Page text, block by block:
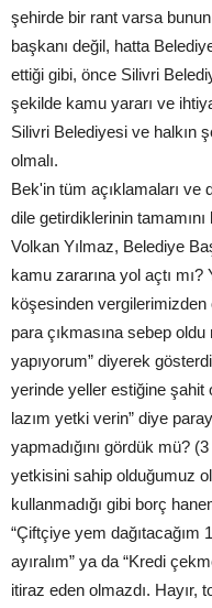
şehirde bir rant varsa
başkanı değil, hatta
ettiği gibi, önce Silivri
şekilde kamu yararı ve
Silivri Belediyesi ve halkın
olmalı.
Bek'in tüm açıklamaları
dile getirdiklerinin
Volkan Yılmaz, Belediye
kamu zararına yol açtı mı?
köşesinden
para çıkmasına sebep
yapıyorum” diyerek
yerinde yeller estiğine şahit
lazım yetki verin” diye
yapmadığını gördük mü?
yetkisini sahip olduğumuz
kullanmadığı gibi borç
“Çiftçiye yem dağıtacağım
ayıralım” ya da “Kredi
itiraz eden olmazdı. Hayır,